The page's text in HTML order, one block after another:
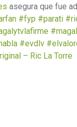
asegura que fue
#fyp #parati
#evdlv
– Ric La Torre